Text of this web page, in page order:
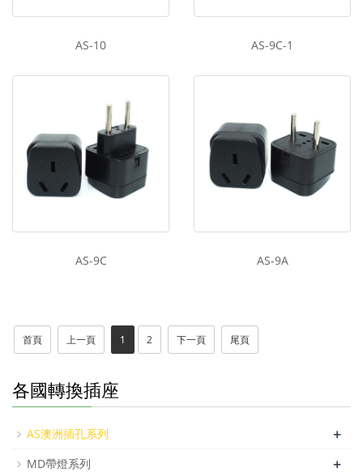
AS-10 AS-9C-1
AS-9C AS-9A
首頁 上一頁 1 2 下一頁 尾頁
各國轉換插座
AS澳洲插孔系列 +
MD帶燈系列 +